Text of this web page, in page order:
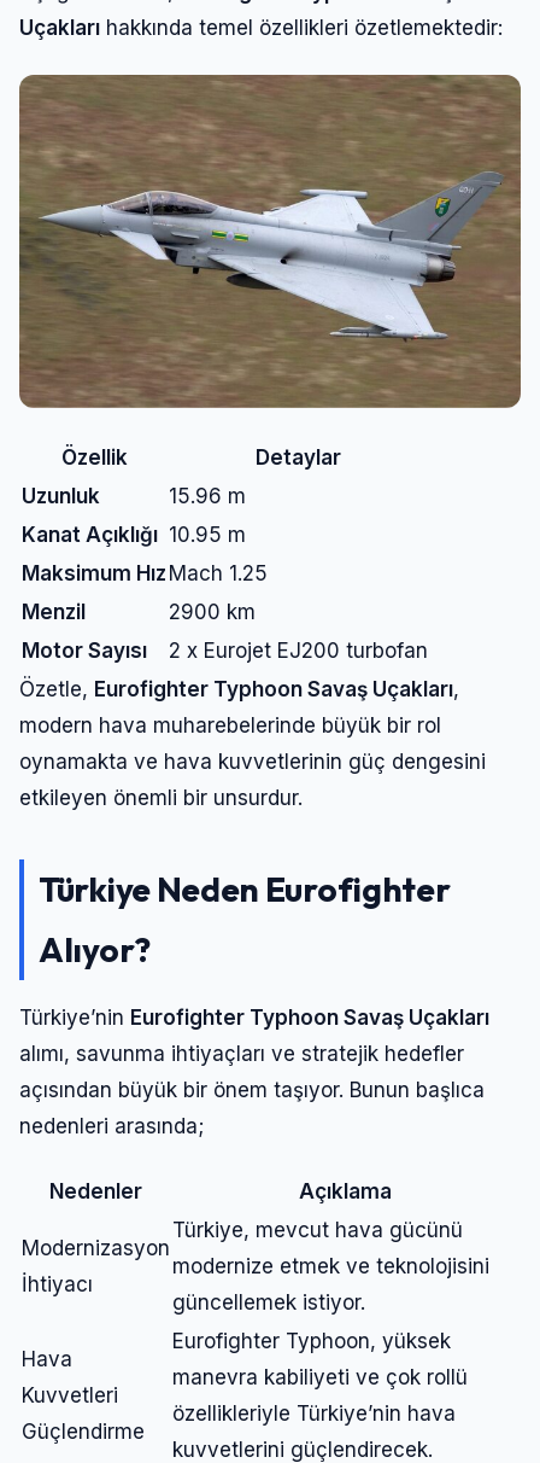
Uçakları hakkında temel özellikleri özetlemektedir:
Özellik
Detaylar
Uzunluk
15.96 m
Kanat Açıklığı 10.95 m
Maksimum Hız Mach 1.25
Menzil
2900 km
Motor Sayısı
2 x Eurojet EJ200 turbofan
Özetle, Eurofighter Typhoon Savaş Uçakları,
modern hava muharebelerinde büyük bir rol
oynamakta ve hava kuvvetlerinin güç dengesini
etkileyen önemli bir unsurdur.
Türkiye Neden Eurofighter
Alıyor?
Türkiye’nin Eurofighter Typhoon Savaş Uçakları
alımı, savunma ihtiyaçları ve stratejik hedefler
açısından büyük bir önem taşıyor. Bunun başlıca
nedenleri arasında;
Nedenler Açıklama
Modernizasyon
İhtiyacı
Türkiye, mevcut hava gücünü
modernize etmek ve teknolojisini
güncellemek istiyor.
Hava
Kuvvetleri
Güçlendirme
Eurofighter Typhoon, yüksek
manevra kabiliyeti ve çok rollü
özellikleriyle Türkiye’nin hava
kuvvetlerini güçlendirecek.
Şifre
Şifremi Unuttum
Giriş Yap